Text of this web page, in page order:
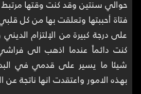
حوالي سنتين وقد كنت وقتها
فتاة أحببتها وتعلقت بها من كل
على درجة كبيرة من الإلتزام
كنت دائماً عندما اذهب الى
شيئا ما يسير على قدمي في
بهذه الامور واعتقدت انها ناتجة عن